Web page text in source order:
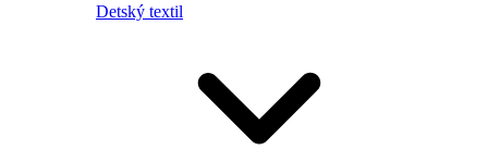
Detský textil